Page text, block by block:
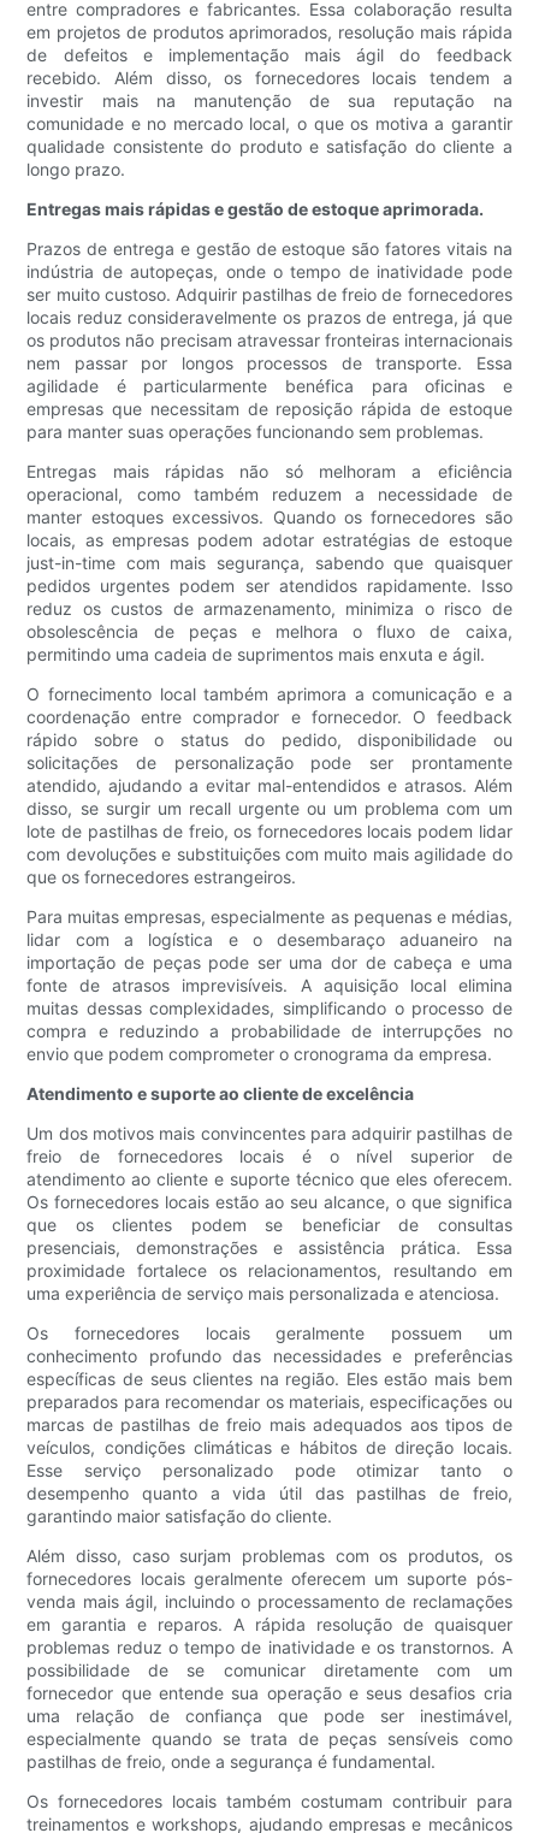
entre compradores e fabricantes. Essa colaboração resulta
em projetos de produtos aprimorados, resolução mais rápida
de defeitos e implementação mais ágil do feedback
recebido. Além disso, os fornecedores locais tendem a
investir mais na manutenção de sua reputação na
comunidade e no mercado local, o que os motiva a garantir
qualidade consistente do produto e satisfação do cliente a
longo prazo.
Entregas mais rápidas e gestão de estoque aprimorada.
Prazos de entrega e gestão de estoque são fatores vitais na
indústria de autopeças, onde o tempo de inatividade pode
ser muito custoso. Adquirir pastilhas de freio de fornecedores
locais reduz consideravelmente os prazos de entrega, já que
os produtos não precisam atravessar fronteiras internacionais
nem passar por longos processos de transporte. Essa
agilidade é particularmente benéfica para oficinas e
empresas que necessitam de reposição rápida de estoque
para manter suas operações funcionando sem problemas.
Entregas mais rápidas não só melhoram a eficiência
operacional, como também reduzem a necessidade de
manter estoques excessivos. Quando os fornecedores são
locais, as empresas podem adotar estratégias de estoque
just-in-time com mais segurança, sabendo que quaisquer
pedidos urgentes podem ser atendidos rapidamente. Isso
reduz os custos de armazenamento, minimiza o risco de
obsolescência de peças e melhora o fluxo de caixa,
permitindo uma cadeia de suprimentos mais enxuta e ágil.
O fornecimento local também aprimora a comunicação e a
coordenação entre comprador e fornecedor. O feedback
rápido sobre o status do pedido, disponibilidade ou
solicitações de personalização pode ser prontamente
atendido, ajudando a evitar mal-entendidos e atrasos. Além
disso, se surgir um recall urgente ou um problema com um
lote de pastilhas de freio, os fornecedores locais podem lidar
com devoluções e substituições com muito mais agilidade do
que os fornecedores estrangeiros.
Para muitas empresas, especialmente as pequenas e médias,
lidar com a logística e o desembaraço aduaneiro na
importação de peças pode ser uma dor de cabeça e uma
fonte de atrasos imprevisíveis. A aquisição local elimina
muitas dessas complexidades, simplificando o processo de
compra e reduzindo a probabilidade de interrupções no
envio que podem comprometer o cronograma da empresa.
Atendimento e suporte ao cliente de excelência
Um dos motivos mais convincentes para adquirir pastilhas de
freio de fornecedores locais é o nível superior de
atendimento ao cliente e suporte técnico que eles oferecem.
Os fornecedores locais estão ao seu alcance, o que significa
que os clientes podem se beneficiar de consultas
presenciais, demonstrações e assistência prática. Essa
proximidade fortalece os relacionamentos, resultando em
uma experiência de serviço mais personalizada e atenciosa.
Os fornecedores locais geralmente possuem um
conhecimento profundo das necessidades e preferências
específicas de seus clientes na região. Eles estão mais bem
preparados para recomendar os materiais, especificações ou
marcas de pastilhas de freio mais adequados aos tipos de
veículos, condições climáticas e hábitos de direção locais.
Esse serviço personalizado pode otimizar tanto o
desempenho quanto a vida útil das pastilhas de freio,
garantindo maior satisfação do cliente.
Além disso, caso surjam problemas com os produtos, os
fornecedores locais geralmente oferecem um suporte pós-
venda mais ágil, incluindo o processamento de reclamações
em garantia e reparos. A rápida resolução de quaisquer
problemas reduz o tempo de inatividade e os transtornos. A
possibilidade de se comunicar diretamente com um
fornecedor que entende sua operação e seus desafios cria
uma relação de confiança que pode ser inestimável,
especialmente quando se trata de peças sensíveis como
pastilhas de freio, onde a segurança é fundamental.
Os fornecedores locais também costumam contribuir para
treinamentos e workshops, ajudando empresas e mecânicos